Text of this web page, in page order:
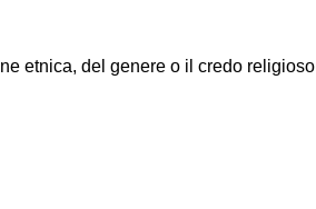
etnica, del genere o il credo religioso